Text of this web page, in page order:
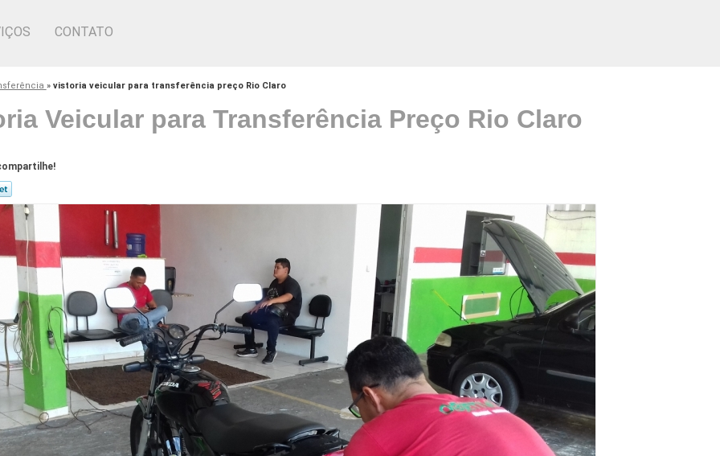
CONTATO
» vistoria veicular para transferência preço Rio Claro
Veicular para Transferência Preço Rio Claro